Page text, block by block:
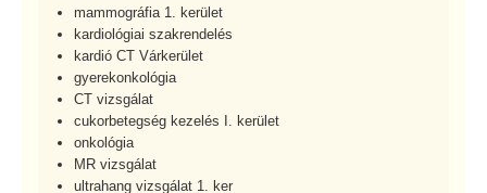
mammográfia 1. kerület
kardiológiai szakrendelés
kardió CT Várkerület
gyerekonkológia
CT vizsgálat
cukorbetegség kezelés I. kerület
onkológia
MR vizsgálat
ultrahang vizsgálat 1. ker